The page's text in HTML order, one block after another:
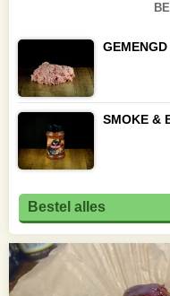
SMOKE &
Bestel alles